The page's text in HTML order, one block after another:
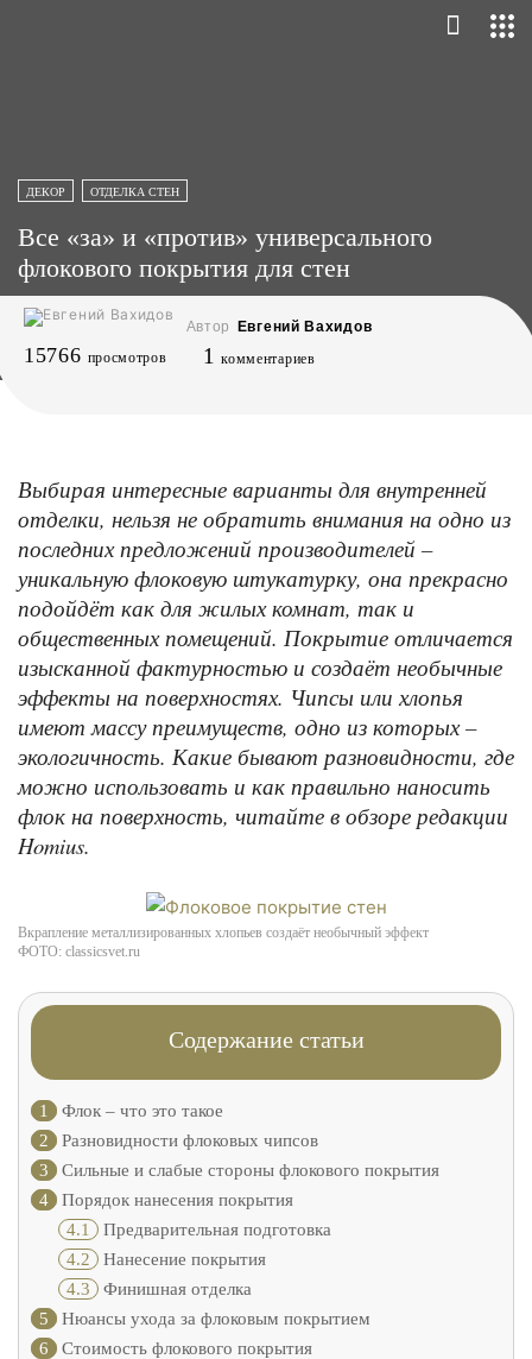
ДЕКОР ОТДЕЛКА СТЕН
Все «за» и «против» универсального
флокового покрытия для стен
Автор Евгений Вахидов
15766 просмотров 1 комментариев
Выбирая интересные варианты для внутренней
отделки, нельзя не обратить внимания на одно из
последних предложений производителей –
уникальную флоковую штукатурку, она прекрасно
подойдёт как для жилых комнат, так и
общественных помещений. Покрытие отличается
изысканной фактурностью и создаёт необычные
эффекты на поверхностях. Чипсы или хлопья
имеют массу преимуществ, одно из которых –
экологичность. Какие бывают разновидности, где
можно использовать и как правильно наносить
флок на поверхность, читайте в обзоре редакции
Homius.
Вкрапление металлизированных хлопьев создаёт необычный эффект
ФОТО: classicsvet.ru
Содержание статьи
1
Флок – что это такое
2
Разновидности флоковых чипсов
3
Сильные и слабые стороны флокового покрытия
4
Порядок нанесения покрытия
4.1 Предварительная подготовка
4.2 Нанесение покрытия
4.3 Финишная отделка
5
Нюансы ухода за флоковым покрытием
6
Стоимость флокового покрытия